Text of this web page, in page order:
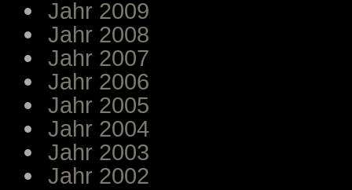
Jahr 2009
Jahr 2008
Jahr 2007
Jahr 2006
Jahr 2005
Jahr 2004
Jahr 2003
Jahr 2002